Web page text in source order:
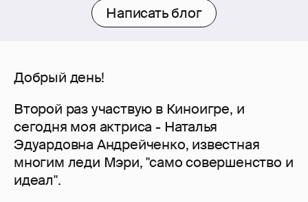
Написать блог
Добрый день!
Второй раз участвую в Киноигре, и
сегодня моя актриса - Наталья
Эдуардовна Андрейченко, известная
многим леди Мэри, "само совершенство и
идеал".